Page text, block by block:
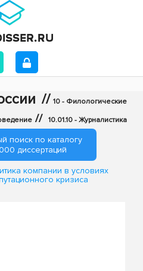
// 10 - Филологические
// 10.01.10 - Журналистика
поиск по каталогу
диссертаций
компании в условиях
кризиса